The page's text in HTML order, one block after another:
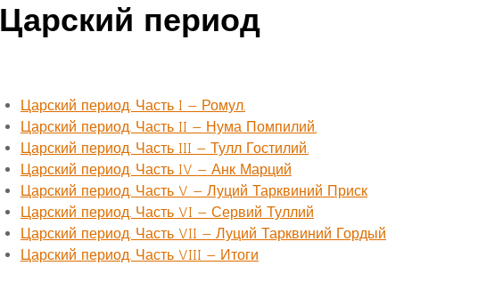
Царский период
Царский период. Часть I — Ромул.
Царский период. Часть II — Нума Помпилий.
Царский период. Часть III — Тулл Гостилий.
Царский период. Часть IV — Анк Марций
Царский период. Часть V — Луций Тарквиний Приск
Царский период. Часть VI — Сервий Туллий
Царский период. Часть VII — Луций Тарквиний Гордый
Царский период. Часть VIII — Итоги